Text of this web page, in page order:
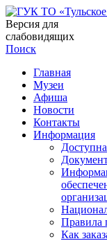
Версия для
слабовидящих
Поиск
Главная
Музеи
Афиша
Новости
Контакты
Информация
Правила
Как